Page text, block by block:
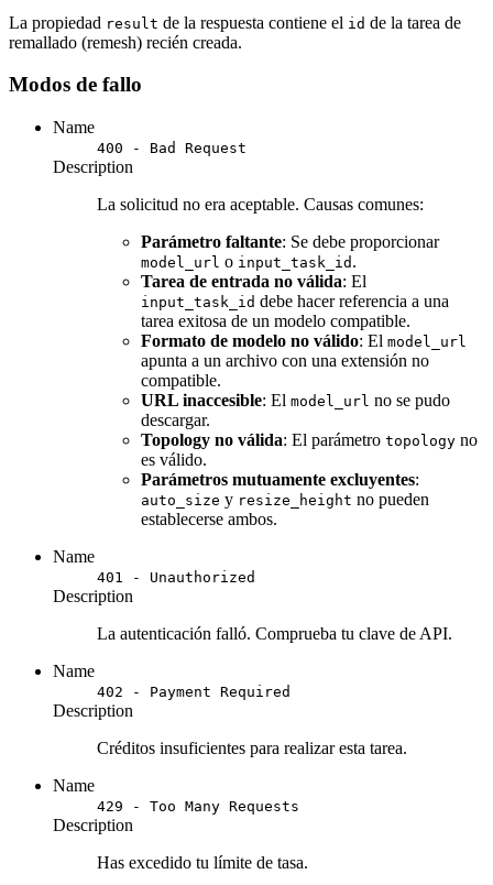
La propiedad result de la respuesta contiene el id de la tarea de
remallado (remesh) recién creada.
Modos de fallo
Name
400 - Bad Request
Description
La solicitud no era aceptable. Causas comunes:
Parámetro faltante: Se debe proporcionar
model_url o input_task_id .
Tarea de entrada no válida: El
input_task_id debe hacer referencia a una
tarea exitosa de un modelo compatible.
Formato de modelo no válido: El model_url
apunta a un archivo con una extensión no
compatible.
URL inaccesible: El model_url no se pudo
descargar.
Topology no válida: El parámetro topology no
es válido.
Parámetros mutuamente excluyentes:
auto_size y resize_height no pueden
establecerse ambos.
Name
401 - Unauthorized
Description
La autenticación falló. Comprueba tu clave de API.
Name
402 - Payment Required
Description
Créditos insuficientes para realizar esta tarea.
Name
429 - Too Many Requests
Description
Has excedido tu límite de tasa.